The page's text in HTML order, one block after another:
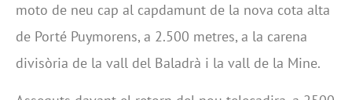
moto de neu cap al capdamunt de la nova cota alta
de Porté Puymorens, a 2.500 metres, a la carena
divisòria de la vall del Baladrà i la vall de la Mine.